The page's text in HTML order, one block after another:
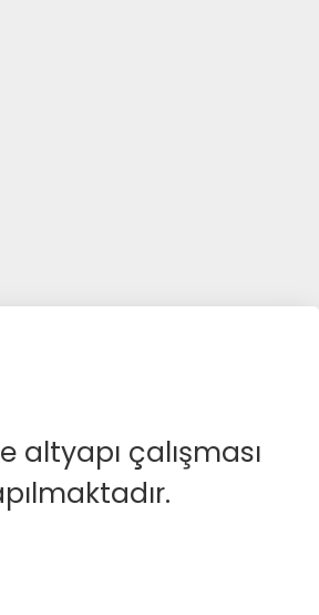
altyapı çalışması